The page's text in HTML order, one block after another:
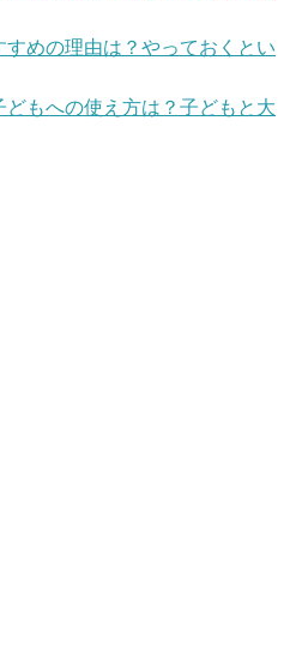
めの理由は？やっておくとい
もへの使え方は？子どもと大